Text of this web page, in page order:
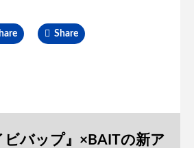
Share
ビバップ』×BAITの新ア